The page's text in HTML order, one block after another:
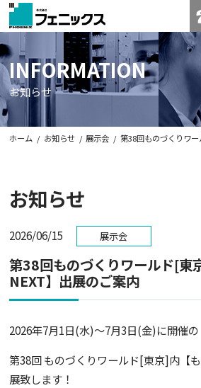
INFORMATION
お知らせ
ホーム お知らせ 展示会 第38回ものづくりワールド[東
お知らせ
2026/06/15 展示会
第38回ものづくりワールド[東
NEXT】出展のご案内
2026年7月1日(水)～7月3日(金)に開催の
第38回 ものづくりワールド[東京]内【
展致します！